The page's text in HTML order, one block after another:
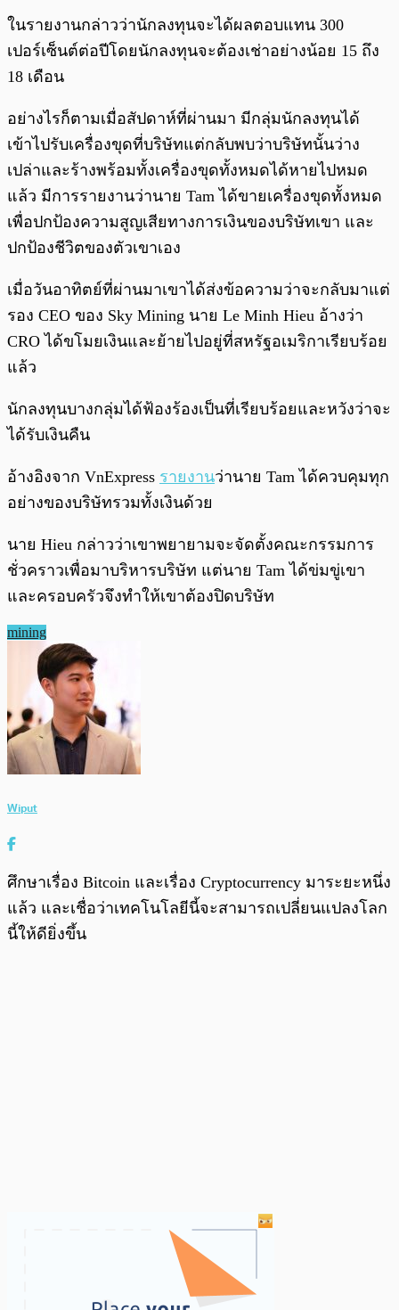
ในรายงานกล่าวว่านักลงทุนจะได้ผลตอบแทน 300
เปอร์เซ็นต์ต่อปีโดยนักลงทุนจะต้องเช่าอย่างน้อย 15 ถึง
18 เดือน
อย่างไรก็ตามเมื่อสัปดาห์ที่ผ่านมา มีกลุ่มนักลงทุนได้
เข้าไปรับเครื่องขุดที่บริษัทแต่กลับพบว่าบริษัทนั้นว่าง
เปล่าและร้างพร้อมทั้งเครื่องขุดทั้งหมดได้หายไปหมด
แล้ว มีการรายงานว่านาย Tam ได้ขายเครื่องขุดทั้งหมด
เพื่อปกป้องความสูญเสียทางการเงินของบริษัทเขา และ
ปกป้องชีวิตของตัวเขาเอง
เมื่อวันอาทิตย์ที่ผ่านมาเขาได้ส่งข้อความว่าจะกลับมาแต่
รอง CEO ของ Sky Mining นาย Le Minh Hieu อ้างว่า
CRO ได้ขโมยเงินและย้ายไปอยู่ที่สหรัฐอเมริกาเรียบร้อย
แล้ว
นักลงทุนบางกลุ่มได้ฟ้องร้องเป็นที่เรียบร้อยและหวังว่าจะ
ได้รับเงินคืน
อ้างอิงจาก VnExpress รายงานว่านาย Tam ได้ควบคุมทุก
อย่างของบริษัทรวมทั้งเงินด้วย
นาย Hieu กล่าวว่าเขาพยายามจะจัดตั้งคณะกรรมการ
ชั่วคราวเพื่อมาบริหารบริษัท แต่นาย Tam ได้ข่มขู่เขา
และครอบครัวจึงทำให้เขาต้องปิดบริษัท
mining
Wiput
ศึกษาเรื่อง Bitcoin และเรื่อง Cryptocurrency มาระยะหนึ่ง
แล้ว และเชื่อว่าเทคโนโลยีนี้จะสามารถเปลี่ยนแปลงโลก
นี้ให้ดียิ่งขึ้น